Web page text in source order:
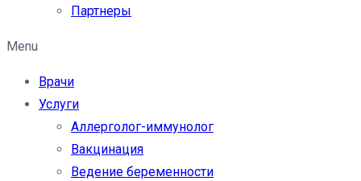
Партнеры
Menu
Врачи
Услуги
Аллерголог-иммунолог
Вакцинация
Ведение беременности